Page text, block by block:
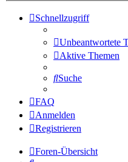
Schnellzugriff
Unbeantwortete
Aktive Themen
Suche
FAQ
Anmelden
Registrieren
Foren-Übersicht